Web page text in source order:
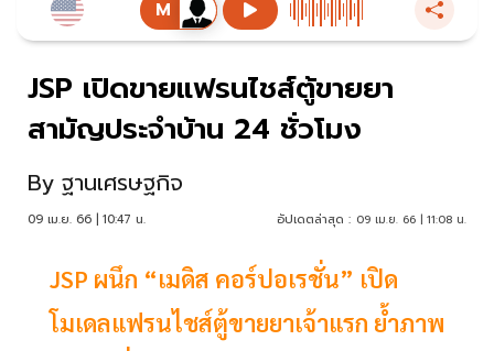
JSP เปิดขายแฟรนไชส์ตู้ขายยา
สามัญประจำบ้าน 24 ชั่วโมง
By ฐานเศรษฐกิจ
09 เม.ย. 66 | 10:47 น. อัปเดตล่าสุด : 09 เม.ย. 66 | 11:08 น.
JSP ผนึก “เมดิส คอร์ปอเรชั่น” เปิด
โมเดลแฟรนไชส์ตู้ขายยาเจ้าแรก ย้ำภาพ